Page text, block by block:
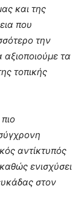
και της
που
την
αξιοποιούμε τα
τοπικής
αντίκτυπός
ενισχύσει
στον